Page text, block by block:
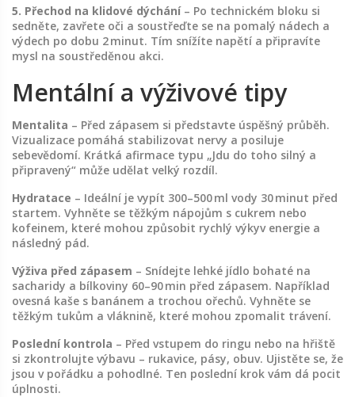
5. Přechod na klidové dýchání– Po technickém bloku si
sedněte, zavřete oči a soustřeďte se na pomalý nádech a
výdech po dobu 2 minut. Tím snížíte napětí a připravíte
mysl na soustředěnou akci.
Mentální a výživové tipy
Mentalita – Před zápasem si představte úspěšný průběh.
Vizualizace pomáhá stabilizovat nervy a posiluje
sebevědomí. Krátká afirmace typu „Jdu do toho silný a
připravený“ může udělat velký rozdíl.
Hydratace – Ideální je vypít 300–500 ml vody 30 minut před
startem. Vyhněte se těžkým nápojům s cukrem nebo
kofeinem, které mohou způsobit rychlý výkyv energie a
následný pád.
Výživa před zápasem – Snídejte lehké jídlo bohaté na
sacharidy a bílkoviny 60–90 min před zápasem. Například
ovesná kaše s banánem a trochou ořechů. Vyhněte se
těžkým tukům a vláknině, které mohou zpomalit trávení.
Poslední kontrola – Před vstupem do ringu nebo na hřiště
si zkontrolujte výbavu – rukavice, pásy, obuv. Ujistěte se, že
jsou v pořádku a pohodlné. Ten poslední krok vám dá pocit
úplnosti.